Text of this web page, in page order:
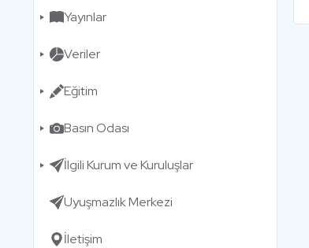
Yayınlar
Veriler
Eğitim
Basın Odası
İlgili Kurum ve Kuruluşlar
Uyuşmazlık Merkezi
İletişim